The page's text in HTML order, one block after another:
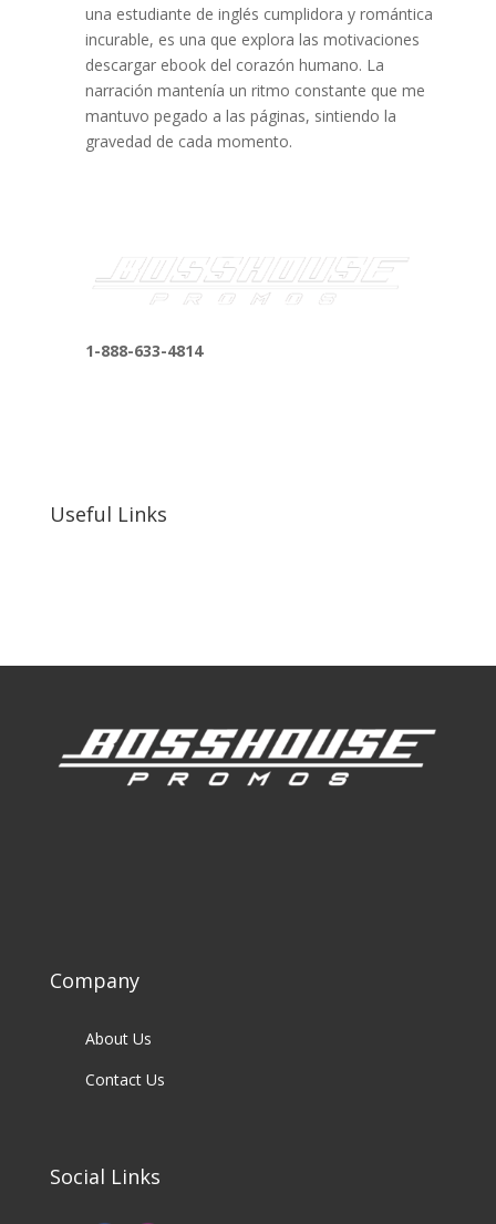
una estudiante de inglés cumplidora y romántica
incurable, es una que explora las motivaciones
descargar ebook del corazón humano. La
narración mantenía un ritmo constante que me
mantuvo pegado a las páginas, sintiendo la
gravedad de cada momento.
1-888-633-4814
Useful Links
Company
About Us
Contact Us
Social Links